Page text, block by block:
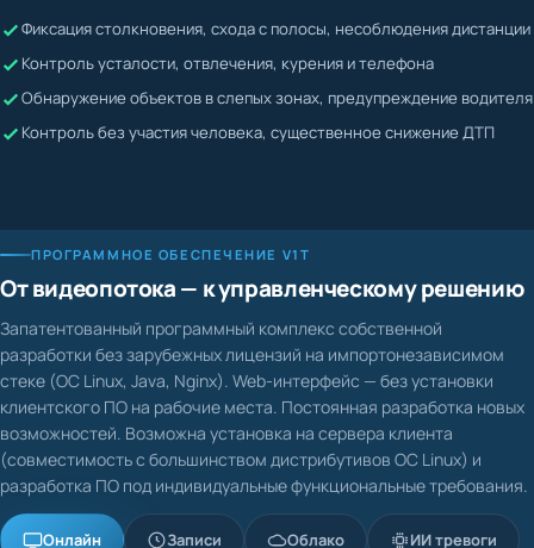
Жалобы невозможно подтвердить или опровергнуть
Водитель может скрывать нарушения
От видеопотока — к управленческому решению
разработки без зарубежных лицензий на импортонезависимом
стеке (ОС Linux, Java, Nginx). Web-интерфейс — без установки
клиентского ПО на рабочие места. Постоянная разработка новых
возможностей. Возможна установка на сервера клиента
(совместимость с большинством дистрибутивов ОС Linux) и
разработка ПО под индивидуальные функциональные требования.